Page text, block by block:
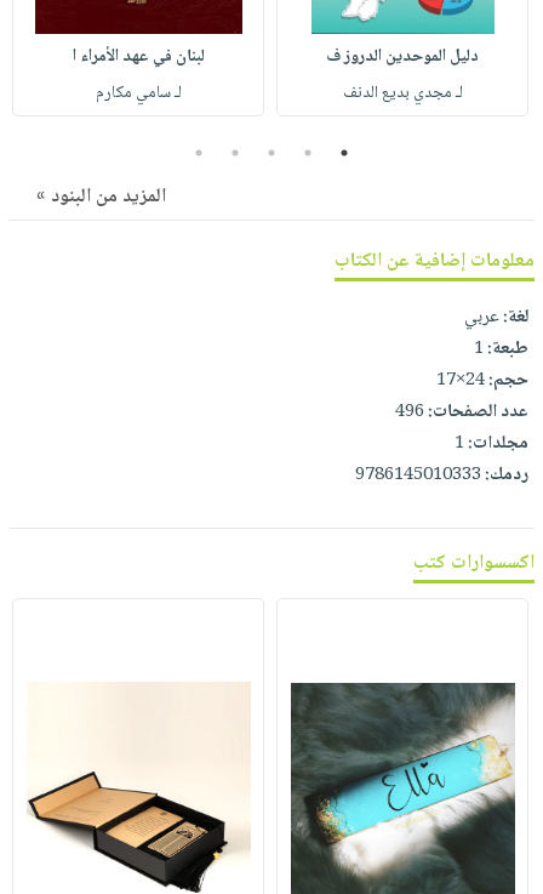
صابون
أطفال
مناسبات
فيديوهات
أسئلة
طرحها
وفرات
انشر
تواصل
معنا
عربة
التسوق
نشرة
دليل الموحدين الدروز ف
لـ مجدي بديع الدنف
لبنان في عهد الأمراء ا
لـ سامي مكارم
1
2
3
4
5
المزيد من البنود »
معلومات إضافية عن الكتاب
لغة:عربي
طبعة:1
حجم:24×17
عدد الصفحات:496
مجلدات:1
ردمك:‎9786145010333‎
اكسسوارات كتب